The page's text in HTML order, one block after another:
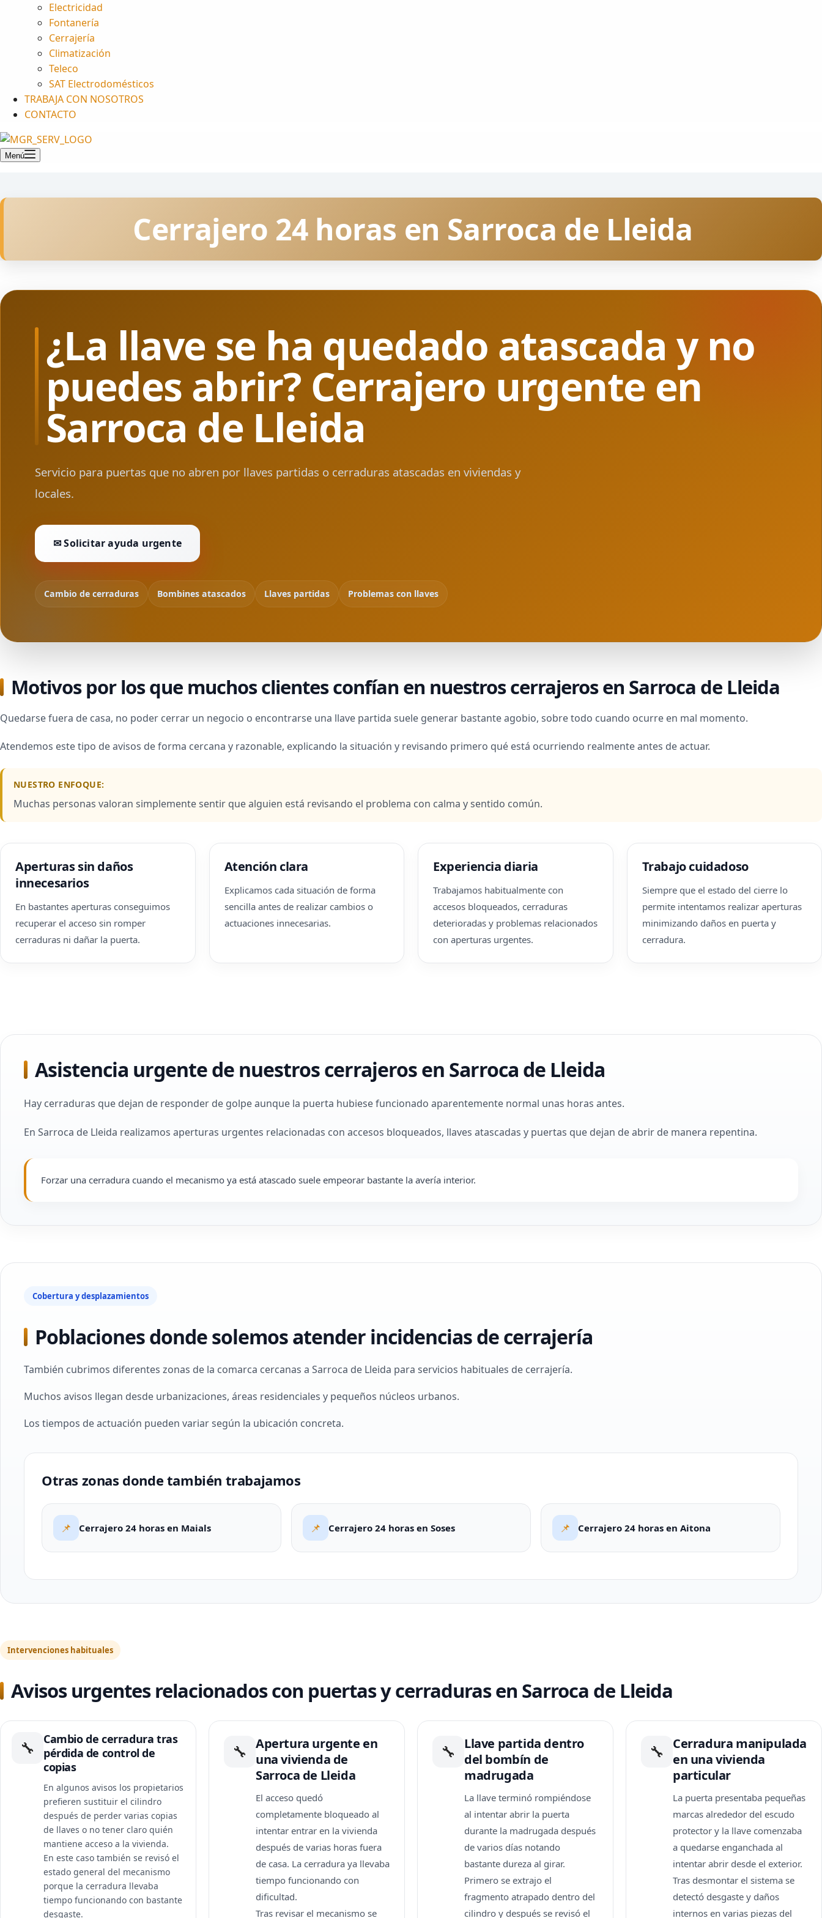
Electricidad
Fontanería
Cerrajería
Climatización
Teleco
SAT Electrodomésticos
TRABAJA CON NOSOTROS
CONTACTO
Menú
Cerrajero 24 horas en Sarroca de Lleida
¿La llave se ha quedado atascada y no
puedes abrir? Cerrajero urgente en
Sarroca de Lleida
Servicio para puertas que no abren por llaves partidas o cerraduras atascadas en viviendas y
locales.
✉ Solicitar ayuda urgente
Cambio de cerraduras Bombines atascados Llaves partidas Problemas con llaves
Motivos por los que muchos clientes confían en nuestros cerrajeros en Sarroca de Lleida
Quedarse fuera de casa, no poder cerrar un negocio o encontrarse una llave partida suele generar bastante agobio, sobre todo cuando ocurre en mal momento.
Atendemos este tipo de avisos de forma cercana y razonable, explicando la situación y revisando primero qué está ocurriendo realmente antes de actuar.
NUESTRO ENFOQUE:
Muchas personas valoran simplemente sentir que alguien está revisando el problema con calma y sentido común.
Aperturas sin daños
innecesarios
En bastantes aperturas conseguimos
recuperar el acceso sin romper
cerraduras ni dañar la puerta.
Atención clara
Explicamos cada situación de forma
sencilla antes de realizar cambios o
actuaciones innecesarias.
Experiencia diaria
Trabajamos habitualmente con
accesos bloqueados, cerraduras
deterioradas y problemas relacionados
con aperturas urgentes.
Trabajo cuidadoso
Siempre que el estado del cierre lo
permite intentamos realizar aperturas
minimizando daños en puerta y
cerradura.
Asistencia urgente de nuestros cerrajeros en Sarroca de Lleida
Hay cerraduras que dejan de responder de golpe aunque la puerta hubiese funcionado aparentemente normal unas horas antes.
En Sarroca de Lleida realizamos aperturas urgentes relacionadas con accesos bloqueados, llaves atascadas y puertas que dejan de abrir de manera repentina.
Forzar una cerradura cuando el mecanismo ya está atascado suele empeorar bastante la avería interior.
Cobertura y desplazamientos
Poblaciones donde solemos atender incidencias de cerrajería
También cubrimos diferentes zonas de la comarca cercanas a Sarroca de Lleida para servicios habituales de cerrajería.
Muchos avisos llegan desde urbanizaciones, áreas residenciales y pequeños núcleos urbanos.
Los tiempos de actuación pueden variar según la ubicación concreta.
Otras zonas donde también trabajamos
📌 Cerrajero 24 horas en Maials 📌 Cerrajero 24 horas en Soses 📌 Cerrajero 24 horas en Aitona
Intervenciones habituales
Avisos urgentes relacionados con puertas y cerraduras en Sarroca de Lleida
🔧
Cambio de cerradura tras
pérdida de control de
copias
En algunos avisos los propietarios
prefieren sustituir el cilindro
después de perder varias copias
de llaves o no tener claro quién
mantiene acceso a la vivienda.
En este caso también se revisó el
estado general del mecanismo
porque la cerradura llevaba
tiempo funcionando con bastante
desgaste.
🔧
Apertura urgente en
una vivienda de
Sarroca de Lleida
El acceso quedó
completamente bloqueado al
intentar entrar en la vivienda
después de varias horas fuera
de casa. La cerradura ya llevaba
tiempo funcionando con
dificultad.
Tras revisar el mecanismo se
🔧
Llave partida dentro
del bombín de
madrugada
La llave terminó rompiéndose
al intentar abrir la puerta
durante la madrugada después
de varios días notando
bastante dureza al girar.
Primero se extrajo el
fragmento atrapado dentro del
cilindro y después se revisó el
🔧
Cerradura manipulada
en una vivienda
particular
La puerta presentaba pequeñas
marcas alrededor del escudo
protector y la llave comenzaba
a quedarse enganchada al
intentar abrir desde el exterior.
Tras desmontar el sistema se
detectó desgaste y daños
internos en varias piezas del